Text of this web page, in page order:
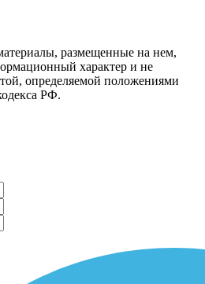
размещенные на нем,
характер и не
определяемой положениями
РФ.